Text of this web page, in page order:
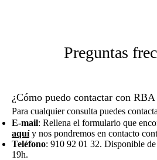
Preguntas
¿Cómo puedo contactar con
Para cualquier consulta puedes
E-mail: Rellena el formulario que
aquí y nos pondremos en contacto
Teléfono: 910 92 01 32. Disponible
19h.